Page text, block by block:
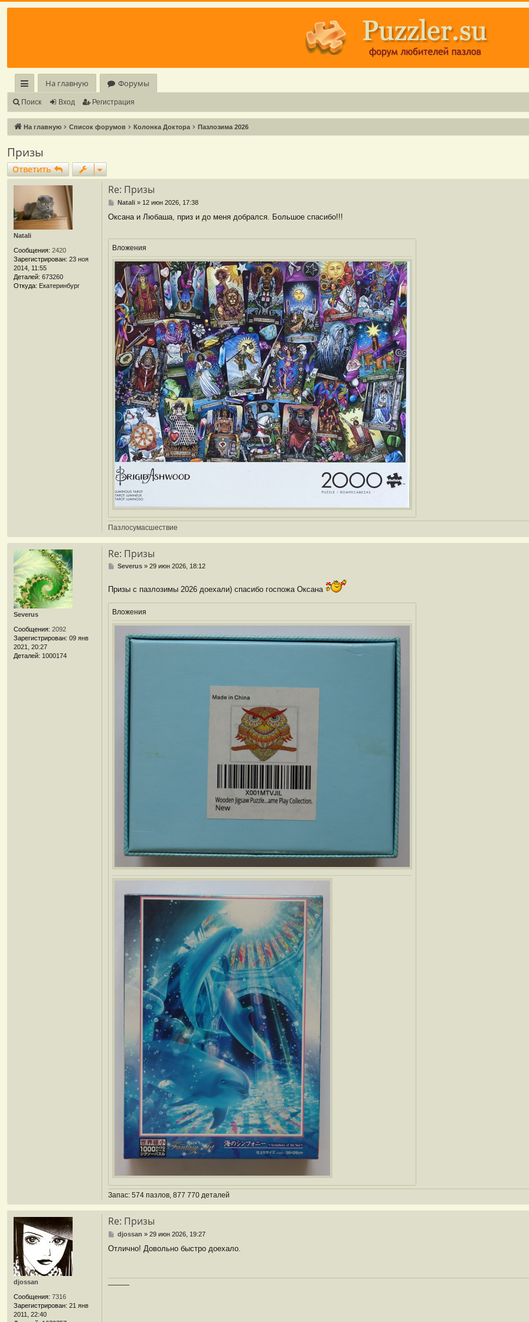
с
ы
лк
и
На главную Форумы
Поиск Вход Регистрация
На главную Список форумов Колонка Доктора Пазлозима 2026
Призы
Ответить
Ответить
Natali
Сообщения: 2420
Зарегистрирован: 23 ноя
2014, 11:55
Деталей: 673260
Откуда: Екатеринбург
Re: Призы
С
о
щ
е
н
и
Natali» 12 июн 2026, 17:38
Оксана и Любаша, приз и до меня добрался. Большое спасибо!!!
Вложения
Пазлосумасшествие
Severus
Сообщения: 2092
Зарегистрирован: 09 янв
2021, 20:27
Деталей: 1000174
Re: Призы
С
б
щ
е
н
и
Severus» 29 июн 2026, 18:12
Призы с пазлозимы 2026 доехали) спасибо госпожа Оксана
Вложения
Запас: 574 пазлов, 877 770 деталей
djossan
Сообщения: 7316
Зарегистрирован: 21 янв
2011, 22:40
Re: Призы
С
о
е
н
djossan » 29 июн 2026, 19:27
Отлично! Довольно быстро доехало.
———